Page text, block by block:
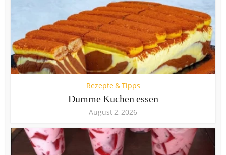
Rezepte & Tipps
Dumme Kuchen essen
August 2, 2026